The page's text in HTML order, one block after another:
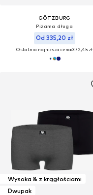
GÖTZBURG
Piżama długa
Od 335,20 zł
Ostatnia najniższa cena:372,45 zł
Wysoka & z krągłościami
Dwupak